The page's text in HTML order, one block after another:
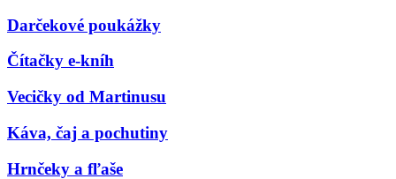
Darčekové poukážky
Čítačky e-kníh
Vecičky od Martinusu
Káva, čaj a pochutiny
Hrnčeky a fľaše